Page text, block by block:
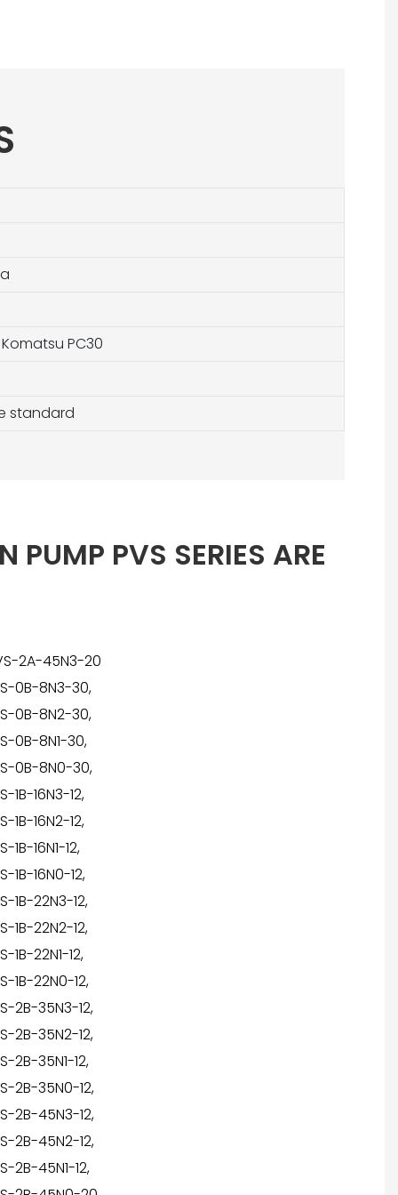
Komatsu PC30
standard
PUMP PVS SERIES ARE
2A-45N3-20
0B-8N3-30,
0B-8N2-30,
0B-8N1-30,
0B-8N0-30,
1B-16N3-12,
1B-16N2-12,
1B-16N1-12,
1B-16N0-12,
1B-22N3-12,
1B-22N2-12,
1B-22N1-12,
1B-22N0-12,
2B-35N3-12,
2B-35N2-12,
2B-35N1-12,
2B-35N0-12,
2B-45N3-12,
2B-45N2-12,
2B-45N1-12,